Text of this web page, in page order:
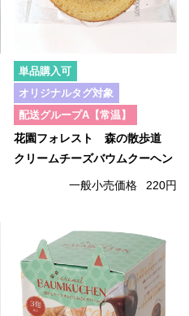
単品購入可
オリジナルタグ対象
配送グループA【常温】
花園フォレスト 森の散歩道
クリームチーズバウムクーヘン
一般小売価格 220円